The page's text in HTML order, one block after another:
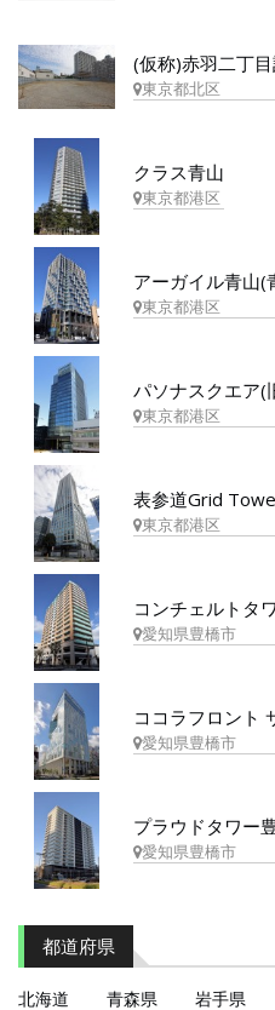
(仮称)赤羽二丁
東京都北区
クラス青山
東京都港区
アーガイル青山(
東京都港区
パソナスクエア(
東京都港区
表参道Grid
東京都港区
コンチェルトタ
愛知県豊橋市
ココラフロント
愛知県豊橋市
プラウドタワー
愛知県豊橋市
都道府県
北海道 青森県 岩手県